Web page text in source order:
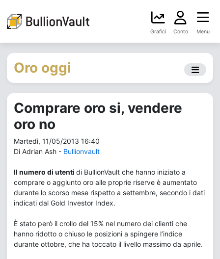
Grafici Conto Menu
Oro oggi
Comprare oro si, vendere
oro no
Martedì, 11/05/2013 16:40
Di Adrian Ash - Bullionvault
Il numero di utenti di BullionVault che hanno iniziato a
comprare o aggiunto oro alle proprie riserve è aumentato
durante lo scorso mese rispetto a settembre, secondo i dati
indicati dal Gold Investor Index.
È stato però il crollo del 15% nel numero dei clienti che
hanno ridotto o chiuso le posizioni a spingere l’indice
durante ottobre, che ha toccato il livello massimo da aprile.